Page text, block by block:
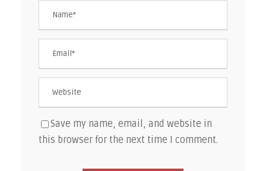
Save my name, email, and website in
this browser for the next time I comment.